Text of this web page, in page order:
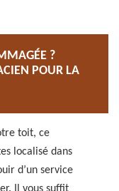
?
POUR LA
toit, ce
localisé dans
d’un service